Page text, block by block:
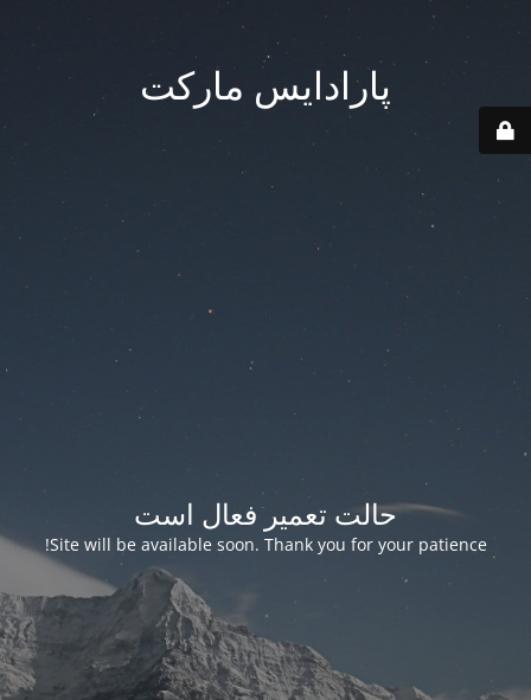
پارادایس مارکت
حالت تعمیر فعال است
Site will be available soon. Thank you for your patience!